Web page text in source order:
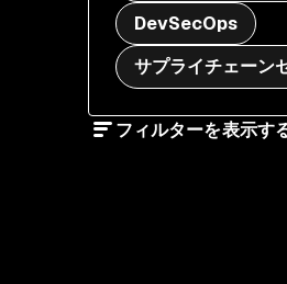
DevSecOps
サプライチェーン
フィルターを表示す